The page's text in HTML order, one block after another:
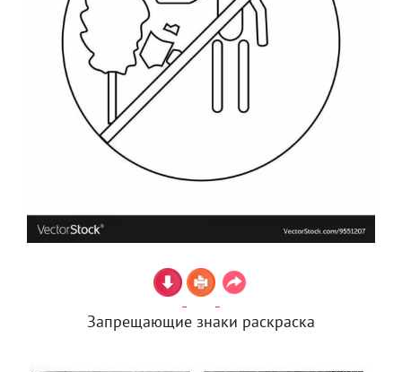
Запрещающие знаки раскраска